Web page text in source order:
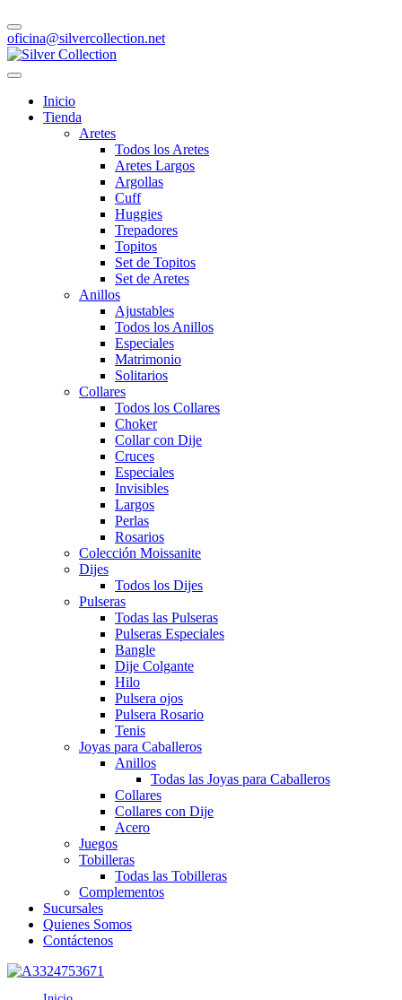
oficina@silvercollection.net
Inicio
Tienda
Aretes
Todos los Aretes
Aretes Largos
Argollas
Cuff
Huggies
Trepadores
Topitos
Set de Topitos
Set de Aretes
Anillos
Ajustables
Todos los Anillos
Especiales
Matrimonio
Solitarios
Collares
Todos los Collares
Choker
Collar con Dije
Cruces
Especiales
Invisibles
Largos
Perlas
Rosarios
Colección Moissanite
Dijes
Todos los Dijes
Pulseras
Todas las Pulseras
Pulseras Especiales
Bangle
Dije Colgante
Hilo
Pulsera ojos
Pulsera Rosario
Tenis
Joyas para Caballeros
Anillos
Todas las Joyas para Caballeros
Collares
Collares con Dije
Acero
Juegos
Tobilleras
Todas las Tobilleras
Complementos
Sucursales
Quienes Somos
Contáctenos